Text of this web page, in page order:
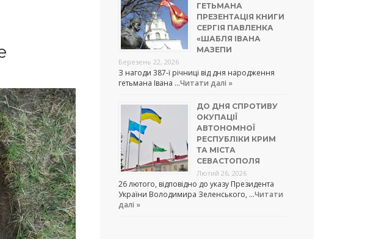
ГЕТЬМАНА
ПРЕЗЕНТАЦІЯ КНИГИ
СЕРГІЯ ПАВЛЕНКА
«ШАБЛЯ ІВАНА
МАЗЕПИ
Березень 22, 2026
З нагоди 387-ї річниці від дня народження
гетьмана Івана …Читати далі »
ДО ДНЯ СПРОТИВУ
ОКУПАЦІЇ
АВТОНОМНОЇ
РЕСПУБЛІКИ КРИМ
ТА МІСТА
СЕВАСТОПОЛЯ
Лютий 26, 2026
26 лютого, відповідно до указу Президента
України Володимира Зеленського, …Читати
далі »